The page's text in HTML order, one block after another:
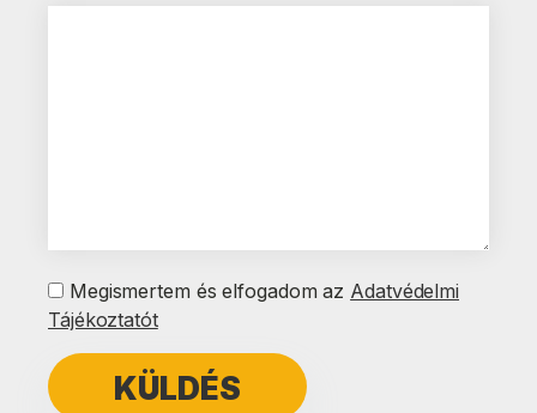
Megismertem és elfogadom az Adatvédelmi
Tájékoztatót